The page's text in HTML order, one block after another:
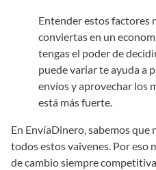
Entender estos factores
conviertas en un
tengas el poder de
puede variar te ayuda a
envíos y aprovechar los
está más fuerte.
En EnvíaDinero, sabemos
todos estos vaivenes. Por eso
de cambio siempre